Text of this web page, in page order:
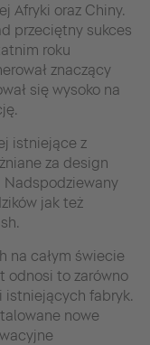
Afryki oraz Chiny.
przeciętny sukces
roku
znaczący
się wysoko na
istniejące z
za design
Nadspodziewany
jak też
na całym świecie
odnosi to zarówno
istniejących fabryk.
nowe